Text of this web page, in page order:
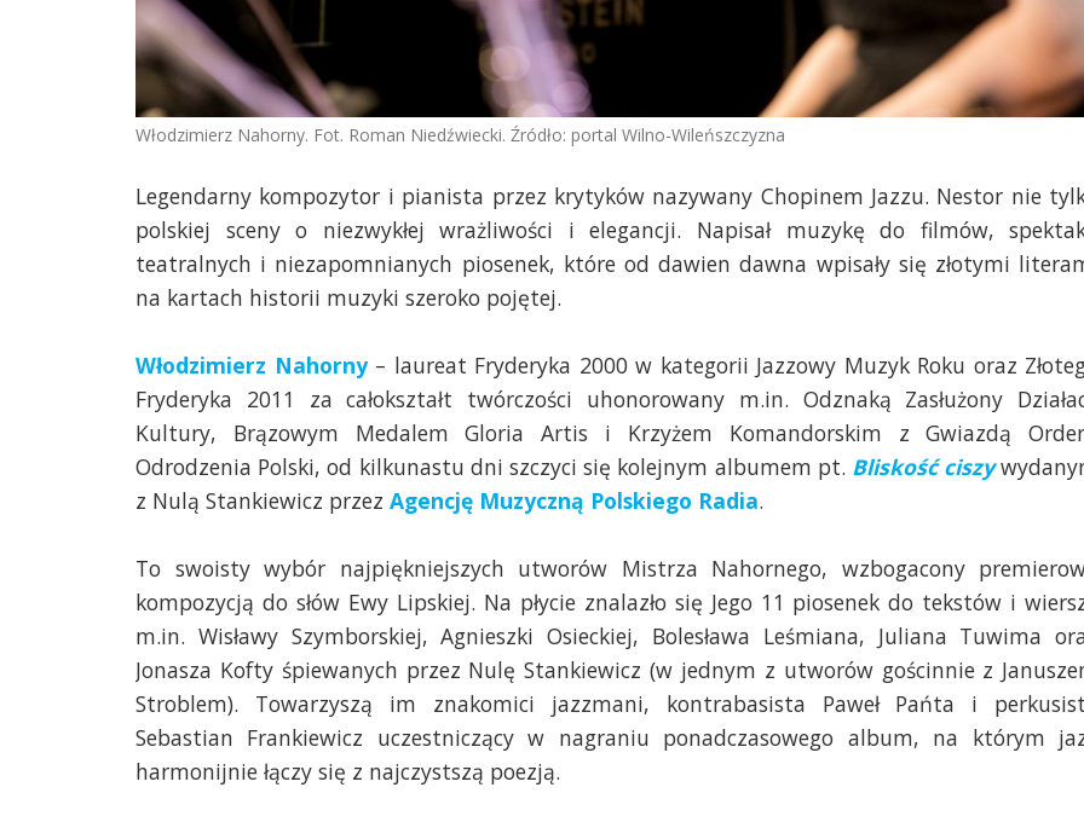
Włodzimierz Nahorny. Fot. Roman Niedźwiecki. Źródło: portal Wilno-Wileńszczyzna
Legendarny kompozytor i pianista przez krytyków nazywany Chopinem Jazzu. Nestor nie
polskiej sceny o niezwykłej wrażliwości i elegancji. Napisał muzykę do filmów,
teatralnych i niezapomnianych piosenek, które od dawien dawna wpisały się złotymi
na kartach historii muzyki szeroko pojętej.
Włodzimierz Nahorny– laureat Fryderyka 2000 w kategorii Jazzowy Muzyk Roku oraz
Fryderyka 2011 za całokształt twórczości uhonorowany m.in. Odznaką Zasłużony
Kultury, Brązowym Medalem Gloria Artis i Krzyżem Komandorskim z Gwiazdą
Odrodzenia Polski, od kilkunastu dni szczyci się kolejnym albumem pt. Bliskość ciszy
z Nulą Stankiewicz przez Agencję Muzyczną Polskiego Radia.
To swoisty wybór najpiękniejszych utworów Mistrza Nahornego, wzbogacony
kompozycją do słów Ewy Lipskiej. Na płycie znalazło się Jego 11 piosenek do tekstów i
m.in. Wisławy Szymborskiej, Agnieszki Osieckiej, Bolesława Leśmiana, Juliana Tuwima
Jonasza Kofty śpiewanych przez Nulę Stankiewicz (w jednym z utworów gościnnie z
Stroblem). Towarzyszą im znakomici jazzmani, kontrabasista Paweł Pańta i
Sebastian Frankiewicz uczestniczący w nagraniu ponadczasowego album, na którym
harmonijnie łączy się z najczystszą poezją.